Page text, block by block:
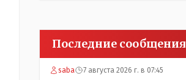
Последние сообщения
saba 7 августа 2026 г. в 07:45